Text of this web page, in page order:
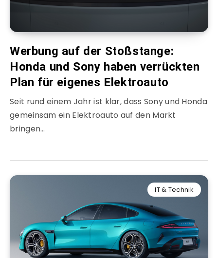
Werbung auf der Stoßstange:
Honda und Sony haben verrückten
Plan für eigenes Elektroauto
Seit rund einem Jahr ist klar, dass Sony und Honda
gemeinsam ein Elektroauto auf den Markt
bringen…
IT & Technik